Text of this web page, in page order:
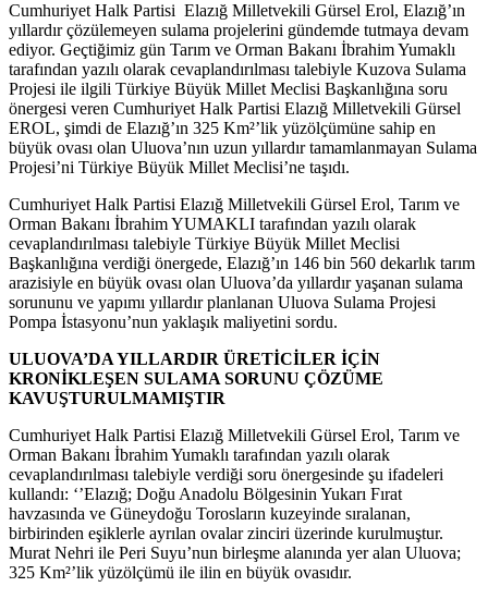
Cumhuriyet Halk Partisi Elazığ Milletvekili Gürsel Erol, Elazığ’ın
yıllardır çözülemeyen sulama projelerini gündemde tutmaya devam
ediyor. Geçtiğimiz gün Tarım ve Orman Bakanı İbrahim Yumaklı
tarafından yazılı olarak cevaplandırılması talebiyle Kuzova Sulama
Projesi ile ilgili Türkiye Büyük Millet Meclisi Başkanlığına soru
önergesi veren Cumhuriyet Halk Partisi Elazığ Milletvekili Gürsel
EROL, şimdi de Elazığ’ın 325 Km²’lik yüzölçümüne sahip en
büyük ovası olan Uluova’nın uzun yıllardır tamamlanmayan Sulama
Projesi’ni Türkiye Büyük Millet Meclisi’ne taşıdı.
Cumhuriyet Halk Partisi Elazığ Milletvekili Gürsel Erol, Tarım ve
Orman Bakanı İbrahim YUMAKLI tarafından yazılı olarak
cevaplandırılması talebiyle Türkiye Büyük Millet Meclisi
Başkanlığına verdiği önergede, Elazığ’ın 146 bin 560 dekarlık tarım
arazisiyle en büyük ovası olan Uluova’da yıllardır yaşanan sulama
sorununu ve yapımı yıllardır planlanan Uluova Sulama Projesi
Pompa İstasyonu’nun yaklaşık maliyetini sordu.
ULUOVA’DA YILLARDIR ÜRETİCİLER İÇİN
KRONİKLEŞEN SULAMA SORUNU ÇÖZÜME
KAVUŞTURULMAMIŞTIR
Cumhuriyet Halk Partisi Elazığ Milletvekili Gürsel Erol, Tarım ve
Orman Bakanı İbrahim Yumaklı tarafından yazılı olarak
cevaplandırılması talebiyle verdiği soru önergesinde şu ifadeleri
kullandı: ‘’Elazığ; Doğu Anadolu Bölgesinin Yukarı Fırat
havzasında ve Güneydoğu Torosların kuzeyinde sıralanan,
birbirinden eşiklerle ayrılan ovalar zinciri üzerinde kurulmuştur.
Murat Nehri ile Peri Suyu’nun birleşme alanında yer alan Uluova;
325 Km²’lik yüzölçümü ile ilin en büyük ovasıdır.